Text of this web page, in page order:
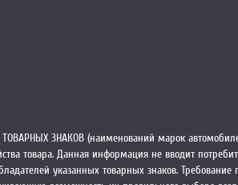
ЗНАКОВ (наименований марок
товара. Данная информация не вводит
указанных товарных знаков.